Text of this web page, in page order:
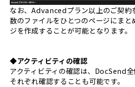
なお、Advancedプラン以上のご契約
数のファイルをひとつのページにまと
ジを作成することが可能となります。
◆アクティビティの確認
アクティビティの確認は、DocSend
それぞれ確認することも可能です。